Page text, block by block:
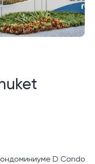
D Condo